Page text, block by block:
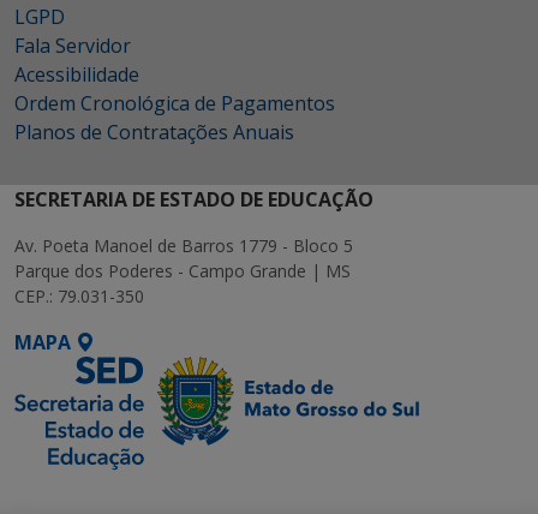
LGPD
Fala Servidor
Acessibilidade
Ordem Cronológica de Pagamentos
Planos de Contratações Anuais
SECRETARIA DE ESTADO DE EDUCAÇÃO
Av. Poeta Manoel de Barros 1779 - Bloco 5
Parque dos Poderes - Campo Grande | MS
CEP.: 79.031-350
MAPA